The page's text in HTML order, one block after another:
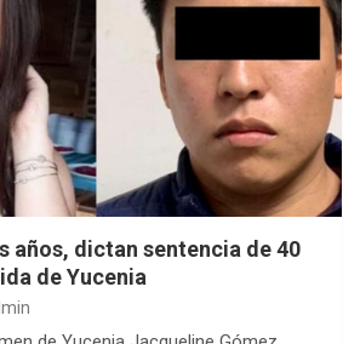
años, dictan sentencia de 40
de Yucenia